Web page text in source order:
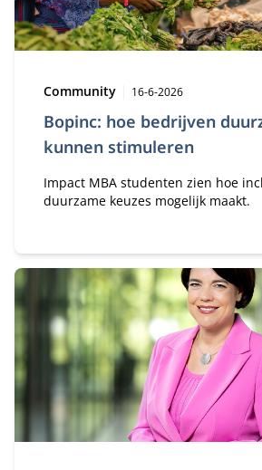
Bopinc: hoe bedrijven
kunnen stimuleren
Type:
Community Publicatiedatum:
16-6-2026
Impact MBA studenten zien hoe
duurzame keuzes mogelijk maakt.